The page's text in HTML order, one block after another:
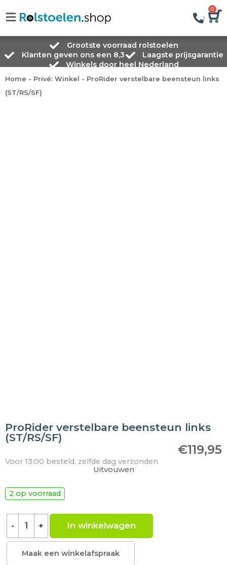
0
Grootste voorraad rolstoelen
Klanten geven ons een 8,3
Laagste prijsgarantie
Winkels door heel Nederland
Home - Privé: Winkel - ProRider verstelbare beensteun links
(ST/RS/SF)
ProRider verstelbare beensteun links
(ST/RS/SF)
€119,95
Voor 13:00 besteld, zelfde dag verzonden
Uitvouwen
2 op voorraad
- + In winkelwagen
Maak een winkelafspraak